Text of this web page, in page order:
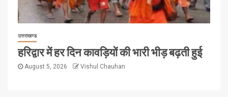
उत्तराखण्ड
हरिद्वार में हर दिन कावड़ियों की भारी भीड़ बढ़ती हुई
August 5, 2026 Vishul Chauhan